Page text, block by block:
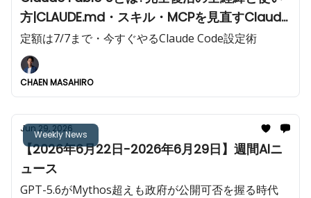
方|CLAUDE.md・スキル・MCPを見直すClaude
Code健康診断プロンプト【7/7まで無料】
定額は7/7まで・今すぐやるClaude Code設定術
CHAEN MASAHIRO
Weekly News
Jun 29, 2026
【2026年6月22日-2026年6月29日】週間AIニ
ュース
GPT-5.6がMythos超えも政府が公開可否を握る時代